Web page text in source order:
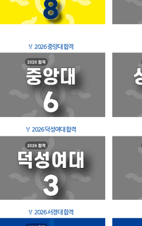
🏅 2026 중앙대 합격
🏅 2026 덕성여대 합격
🏅 2026 서경대 합격